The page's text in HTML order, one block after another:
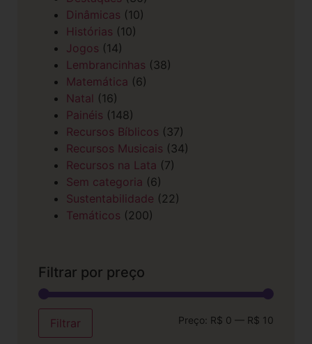
Dinâmicas (10)
Histórias (10)
Jogos (14)
Lembrancinhas (38)
Matemática (6)
Natal (16)
Painéis (148)
Recursos Bíblicos (37)
Recursos Musicais (34)
Recursos na Lata (7)
Sem categoria (6)
Sustentabilidade (22)
Temáticos (200)
Filtrar por preço
Filtrar Preço: R$ 0 — R$ 10